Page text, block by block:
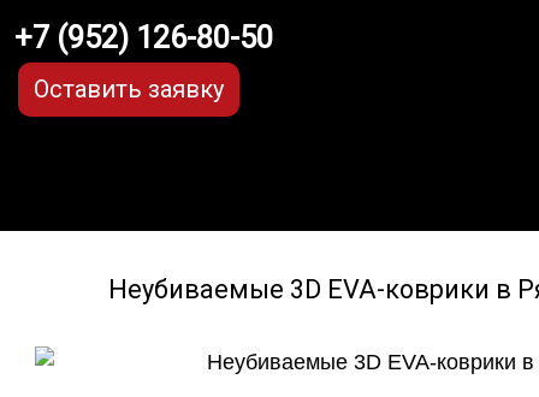
+7 (952) 126-80-50
Оставить заявку
Неубиваемые 3D EVA-коврики в